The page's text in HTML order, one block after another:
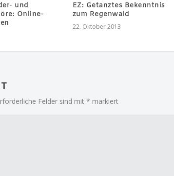
und
Online-
EZ: Getanztes Bekenntnis
zum Regenwald
22. Oktober 2013
Felder sind mit* markiert